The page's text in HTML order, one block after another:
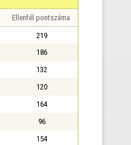
Ellenfél pontszáma
219
186
132
120
164
96
154